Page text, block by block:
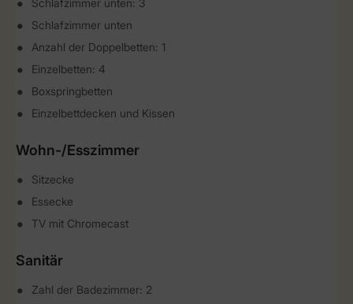
Schlafzimmer unten: 3
Schlafzimmer unten
Anzahl der Doppelbetten: 1
Einzelbetten: 4
Boxspringbetten
Einzelbettdecken und Kissen
Wohn-/Esszimmer
Sitzecke
Essecke
TV mit Chromecast
Sanitär
Zahl der Badezimmer: 2